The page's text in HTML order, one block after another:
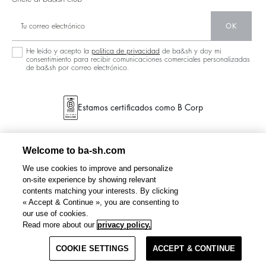
OK
He leído y acepto la política de privacidad de ba&sh y doy mi
consentimiento para recibir comunicaciones comerciales personalizadas
de ba&sh por correo electrónico.
Estamos certificados como B Corp
Welcome to ba-sh.com
We use cookies to improve and personalize
on-site experience by showing relevant
contents matching your interests. By clicking
« Accept & Continue », you are consenting to
our use of cookies.
Read more about our privacy policy.
COOKIE SETTINGS ACCEPT & CONTINUE